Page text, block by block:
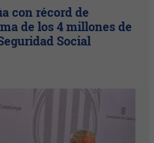
con récord de
de los 4 millones de
Social